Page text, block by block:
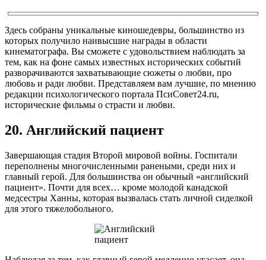
Здесь собраны уникальные киношедевры, большинство из
которых получило наивысшие награды в области
кинематографа. Вы сможете с удовольствием наблюдать за
тем, как на фоне самых известных исторических событий
разворачиваются захватывающие сюжеты о любви, про
любовь и ради любви. Представляем вам лучшие, по мнению
редакции психологического портала ПсиСовет24.ru,
исторические фильмы о страсти и любви.
20. Английский пациент
Завершающая стадия Второй мировой войны. Госпитали
переполнены многочисленными ранеными, среди них и
главный герой. Для большинства он обычный «английский
пациент». Почти для всех… кроме молодой канадской
медсестры Ханны, которая вызвалась стать личной сиделкой
для этого тяжелобольного.